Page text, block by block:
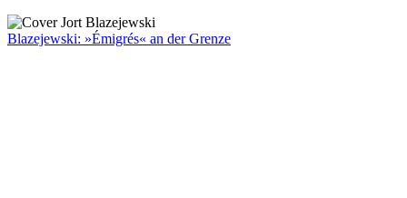
Blazejewski: »Émigrés« an der Grenze